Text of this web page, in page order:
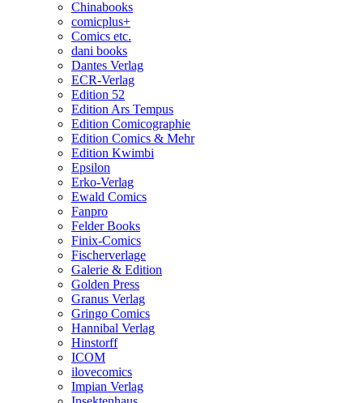
Chinabooks
comicplus+
Comics etc.
dani books
Dantes Verlag
ECR-Verlag
Edition 52
Edition Ars Tempus
Edition Comicographie
Edition Comics & Mehr
Edition Kwimbi
Epsilon
Erko-Verlag
Ewald Comics
Fanpro
Felder Books
Finix-Comics
Fischerverlage
Galerie & Edition
Golden Press
Granus Verlag
Gringo Comics
Hannibal Verlag
Hinstorff
ICOM
ilovecomics
Impian Verlag